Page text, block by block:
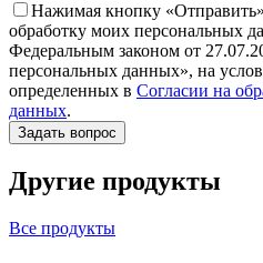
Нажимая кнопку
обработку моих персональных
Федеральным законом от
персональных данных», на
определенных в Согласии на
данных.
Другие продукты
Все продукты